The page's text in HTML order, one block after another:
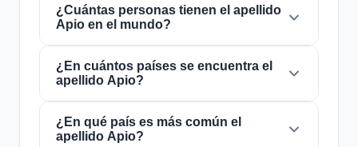
¿Cuántas personas tienen el apellido
Apio en el mundo?
Actualmente hay aproximadamente140.881
personascon el apellido
mundo. Esto significa que aproximadamente 1
de cada56,786 personasen el mundo lleva
este apellido. Se encuentra presente en
¿En cuántos países se encuentra el
apellido Apio?
El apellidoApio está presente en34 países
todo el mundo. Esto lo clasifica como un
¿En qué país es más común el
apellido Apio?